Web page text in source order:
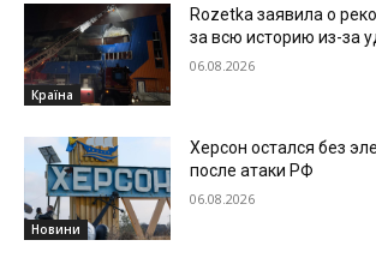
Країна
Rozetka заявила о
за всю историю из-за
06.08.2026
Новини
Херсон остался без
после атаки РФ
06.08.2026